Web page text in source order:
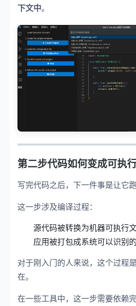
下文中。
第二步代码如何变成可执
写完代码之后，下一件事是让它跑
这一步涉及编译过程：
源代码被转换为机器可执行
应用被打包成系统可以识别
对于刚入门的人来说，这个过程
在。
在一些工具中，这一步需要依赖